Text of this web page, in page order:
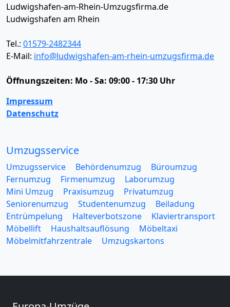
Ludwigshafen-am-Rhein-Umzugsfirma.de
Ludwigshafen am Rhein
Tel.: 01579-2482344
E-Mail: info@ludwigshafen-am-rhein-umzugsfirma.de
Öffnungszeiten: Mo - Sa: 09:00 - 17:30 Uhr
Impressum
Datenschutz
Umzugsservice
Umzugsservice Behördenumzug
Büroumzug
Fernumzug
Firmenumzug
Laborumzug
Mini Umzug
Praxisumzug
Privatumzug
Seniorenumzug
Studentenumzug
Beiladung
Entrümpelung
Halteverbotszone
Klaviertransport
Möbellift
Haushaltsauflösung
Möbeltaxi
Möbelmitfahrzentrale
Umzugskartons